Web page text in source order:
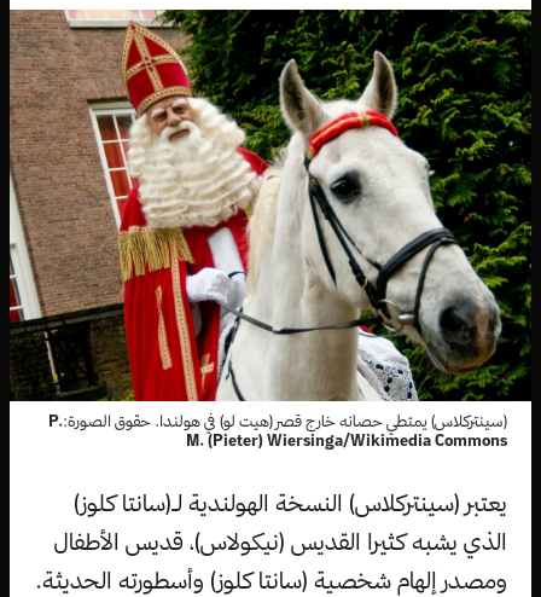
(سينتركلاس) يمتطي حصانه خارج قصر (هيت لو) في هولندا. حقوق الصورة:P.
M. (Pieter) Wiersinga/Wikimedia Commons
يعتبر (سينتركلاس) النسخة الهولندية لـ(سانتا كلوز)
الذي يشبه كثيرا القديس (نيكولاس)، قديس الأطفال
ومصدر إلهام شخصية (سانتا كلوز) وأسطورته الحديثة.